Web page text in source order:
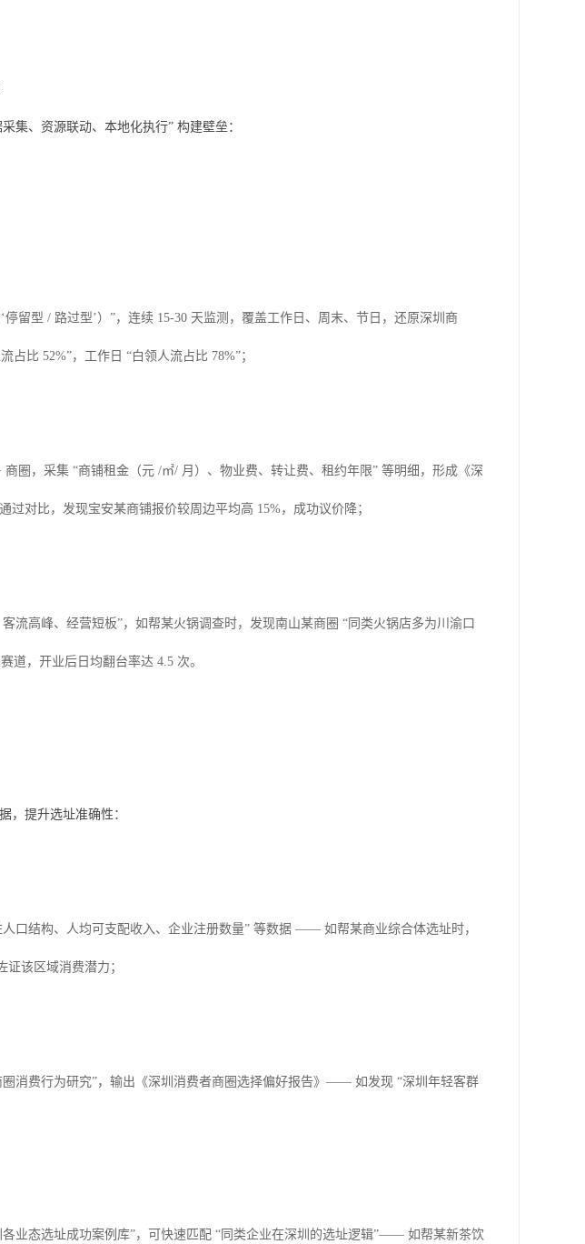
集、资源联动、本地化执行” 构建壁垒：
留型 / 路过型’）”，连续 15-30 天监测，覆盖工作日、周末、节日，还原深圳商
比 52%”，工作日 “白领人流占比 78%”；
圈，采集 “商铺租金（元 /㎡/ 月）、物业费、转让费、租约年限” 等明细，形成《深
对比，发现宝安某商铺报价较周边平均高 15%，成功议价降；
流高峰、经营短板”，如帮某火锅调查时，发现南山某商圈 “同类火锅店多为川渝口
道，开业后日均翻台率达 4.5 次。
，提升选址准确性：
口结构、人均可支配收入、企业注册数量” 等数据 —— 如帮某商业综合体选址时，
该区域消费潜力；
消费行为研究”，输出《深圳消费者商圈选择偏好报告》—— 如发现 “深圳年轻客群
业态选址成功案例库”，可快速匹配 “同类企业在深圳的选址逻辑”—— 如帮某新茶饮